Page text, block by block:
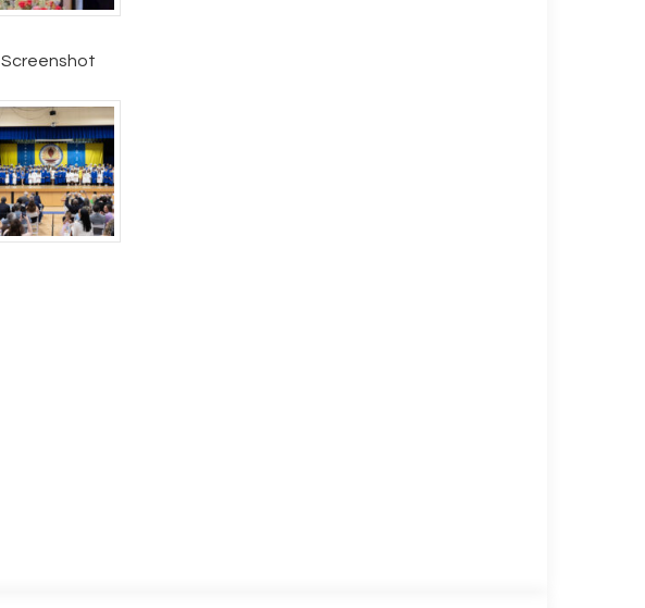
Screenshot